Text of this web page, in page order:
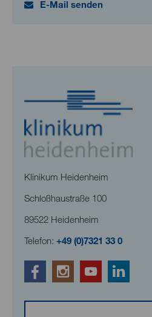
E-Mail senden
Klinikum Heidenheim
Schloßhaustraße 100
89522 Heidenheim
Telefon: +49 (0)7321 33 0